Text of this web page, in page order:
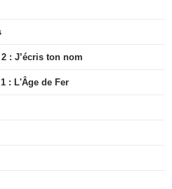
: J’écris ton nom
: L'Âge de Fer